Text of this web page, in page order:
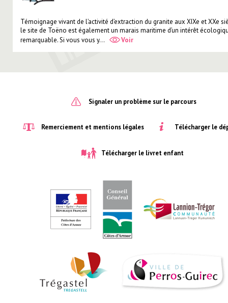
Témoignage vivant de l’activité d’extraction du granite aux XIXe et XXe
le site de Toëno est également un marais maritime d’un intérêt
remarquable. Si vous vous y...
Voir
Signaler un problème sur le parcours
Remerciement et mentions légales Télécharger le
Télécharger le livret enfant